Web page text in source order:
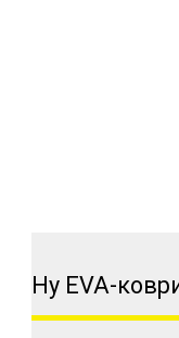
Ну EVA-